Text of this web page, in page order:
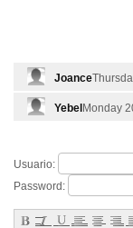
Joance
Yebel Monday
Usuario:
Password: